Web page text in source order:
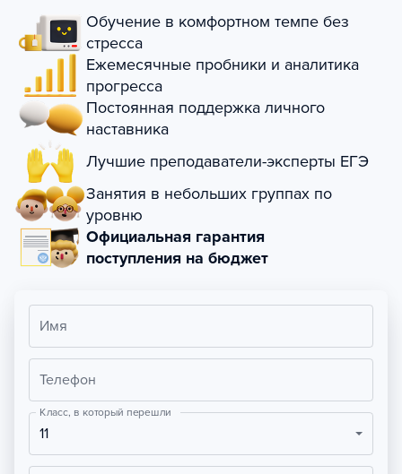
Обучение в комфортном темпе без
стресса
Ежемесячные пробники и аналитика
прогресса
Постоянная поддержка личного
наставника
Лучшие преподаватели-эксперты ЕГЭ
Занятия в небольших группах по
уровню
Официальная гарантия
поступления на бюджет
Имя
Телефон
Класс, в который перешли
11